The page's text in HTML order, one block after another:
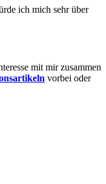
ich mich sehr über
mit mir zusammen
vorbei oder